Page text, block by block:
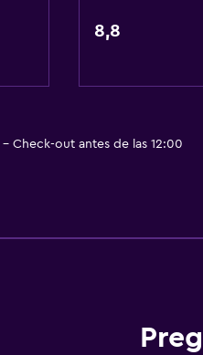
8,8
Check-out antes de las 12:00